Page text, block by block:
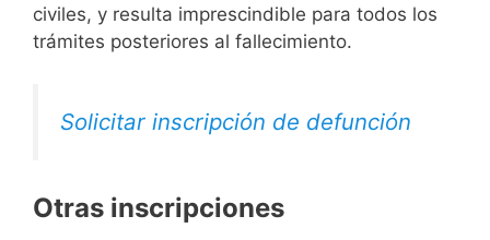
civiles, y resulta imprescindible para todos los
trámites posteriores al fallecimiento.
Solicitar inscripción de defunción
Otras inscripciones